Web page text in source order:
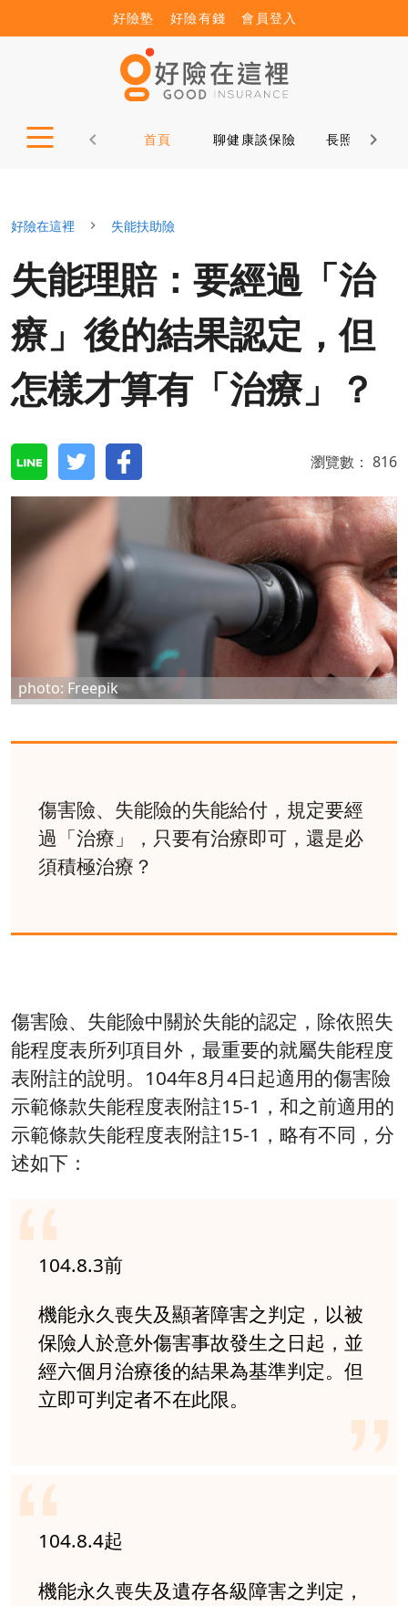
好險塾 好險有錢 會員登入
首頁 聊健康談保險 長照12問
好險在這裡 失能扶助險
失能理賠：要經過「治
療」後的結果認定，但
怎樣才算有「治療」？
瀏覽數： 816
photo: Freepik
傷害險、失能險的失能給付，規定要經
過「治療」，只要有治療即可，還是必
須積極治療？
傷害險、失能險中關於失能的認定，除依照失
能程度表所列項目外，最重要的就屬失能程度
表附註的說明。104年8月4日起適用的傷害險
示範條款失能程度表附註15-1，和之前適用的
示範條款失能程度表附註15-1，略有不同，分
述如下：
104.8.3前
機能永久喪失及顯著障害之判定，以被
保險人於意外傷害事故發生之日起，並
經六個月治療後的結果為基準判定。但
立即可判定者不在此限。
104.8.4起
機能永久喪失及遺存各級障害之判定，